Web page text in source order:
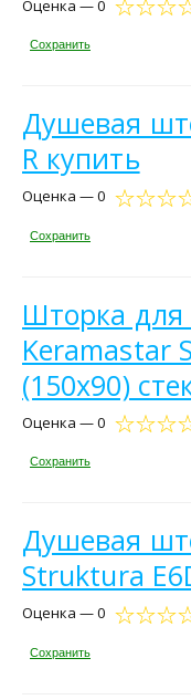
Оценка — 0
Сохранить
Душевая
R купить
Оценка — 0
Сохранить
Шторка для
Keramastar
(150х90)
Оценка — 0
Сохранить
Душевая
Struktura
Оценка — 0
Сохранить